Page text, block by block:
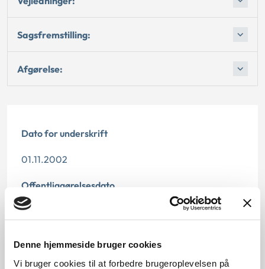
Denne hjemmeside bruger cookies
Vi bruger cookies til at forbedre brugeroplevelsen på
Sagsfremstilling:
Afgørelse:
Dato for underskrift
01.11.2002
Offentliggørelsesdato
10.07.2013
§ 29 § 7 § 28 § 42